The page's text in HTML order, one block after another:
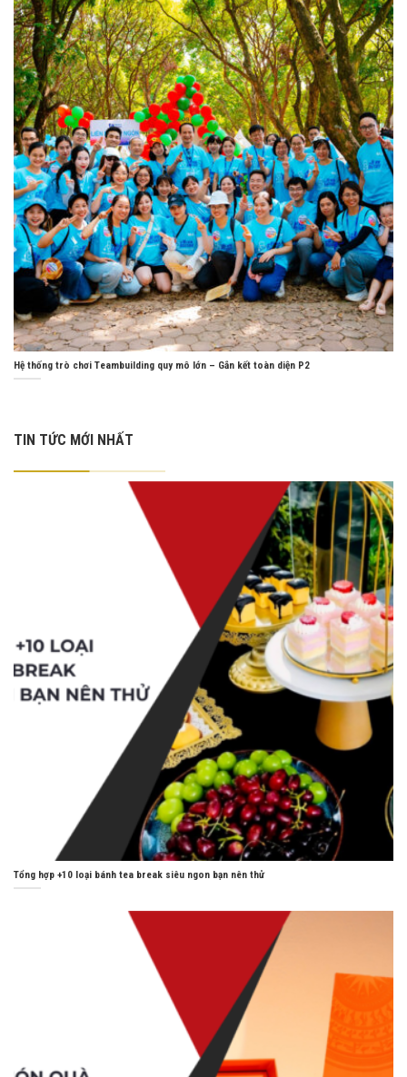
Hệ thống trò chơi Teambuilding quy mô lớn – Gắn kết toàn diện P2
TIN TỨC MỚI NHẤT
Tổng hợp +10 loại bánh tea break siêu ngon bạn nên thử